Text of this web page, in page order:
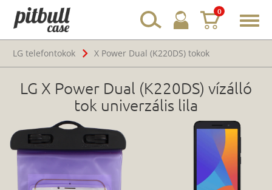
0
LG telefontokok
X Power Dual (K220DS) tokok
LG X Power Dual (K220DS) vízálló
tok univerzális lila